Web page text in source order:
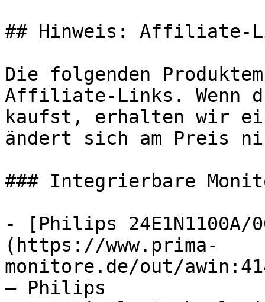
## Hinweis: Affiliate-
Die folgenden
Affiliate-Links. Wenn
kaufst, erhalten wir
ändert sich am Preis
### Integrierbare
- [Philips 24E1N1100A/
(https://www.prima-
monitore.de/out/
— Philips